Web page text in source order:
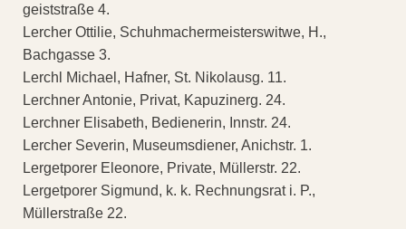
geiststraße 4.
Lercher Ottilie, Schuhmachermeisterswitwe, H.,
Bachgasse 3.
Lerchl Michael, Hafner, St. Nikolausg. 11.
Lerchner Antonie, Privat, Kapuzinerg. 24.
Lerchner Elisabeth, Bedienerin, Innstr. 24.
Lercher Severin, Museumsdiener, Anichstr. 1.
Lergetporer Eleonore, Private, Müllerstr. 22.
Lergetporer Sigmund, k. k. Rechnungsrat i. P.,
Müllerstraße 22.